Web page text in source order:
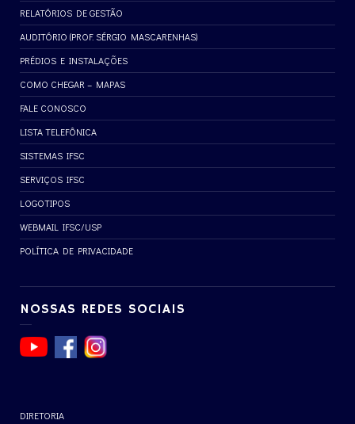
RELATÓRIOS DE GESTÃO
AUDITÓRIO (PROF. SÉRGIO MASCARENHAS)
PRÉDIOS E INSTALAÇÕES
COMO CHEGAR – MAPAS
FALE CONOSCO
LISTA TELEFÔNICA
SISTEMAS IFSC
SERVIÇOS IFSC
LOGOTIPOS
WEBMAIL IFSC/USP
POLÍTICA DE PRIVACIDADE
NOSSAS REDES SOCIAIS
DIRETORIA